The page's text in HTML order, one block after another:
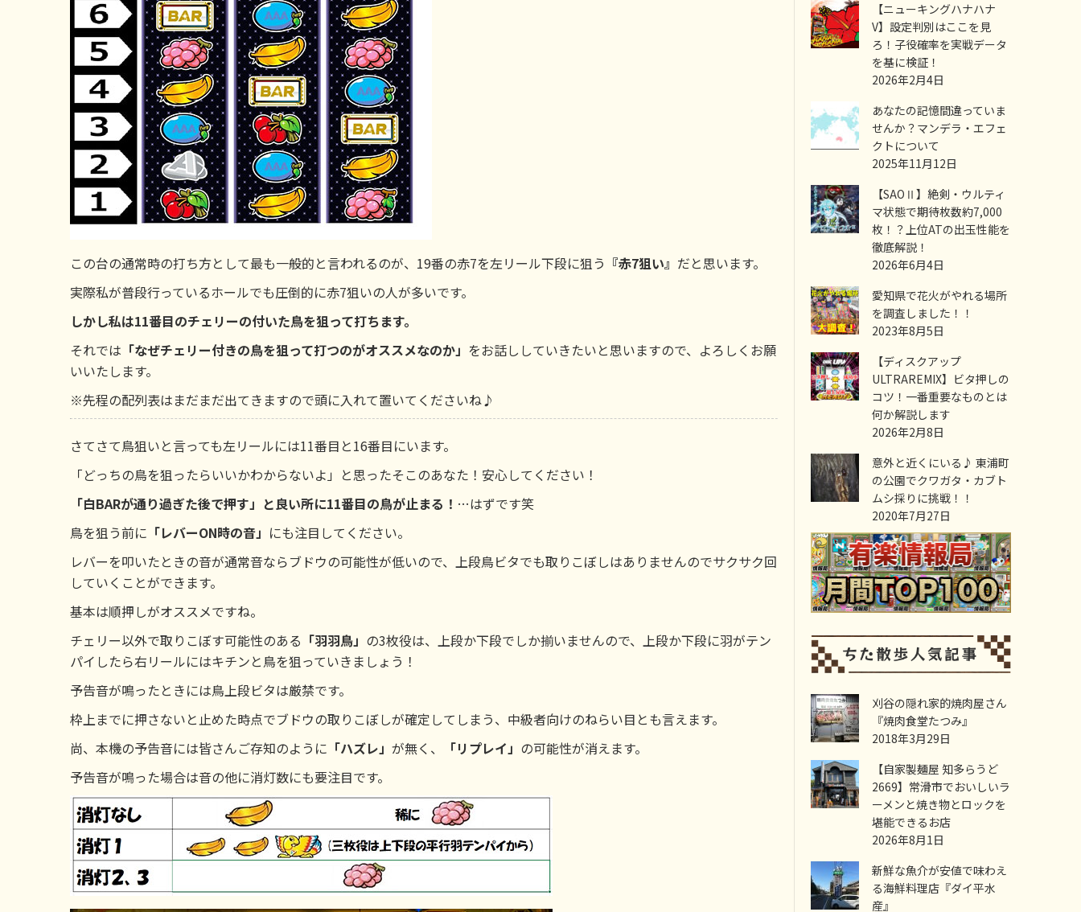
この台の通常時の打ち方として最も一般的と言われるのが、19番の赤7を左リール下段に狙う 『赤7狙い』 だと思います。
実際私が普段行っているホールでも圧倒的に赤7狙いの人が多いです。
しかし私は11番目のチェリーの付いた鳥を狙って打ちます。
それでは 「なぜチェリー付きの鳥を狙って打つのがオススメなのか」 をお話ししていきたいと思いますので、よろしくお願
いいたします。
※先程の配列表はまだまだ出てきますので頭に入れて置いてくださいね♪
さてさて鳥狙いと言っても左リールには11番目と16番目にいます。
「どっちの鳥を狙ったらいいかわからないよ」と思ったそこのあなた！安心してください！
「白BARが通り過ぎた後で押す」と良い所に11番目の鳥が止まる！ …はずです笑
鳥を狙う前に 「レバーON時の音」 にも注目してください。
レバーを叩いたときの音が通常音ならブドウの可能性が低いので、上段鳥ビタでも取りこぼしはありませんのでサクサク回
していくことができます。
基本は順押しがオススメですね。
チェリー以外で取りこぼす可能性のある 「羽羽鳥」 の3枚役は、上段か下段でしか揃いませんので、上段か下段に羽がテン
パイしたら右リールにはキチンと鳥を狙っていきましょう！
予告音が鳴ったときには鳥上段ビタは厳禁です。
枠上までに押さないと止めた時点でブドウの取りこぼしが確定してしまう、中級者向けのねらい目とも言えます。
尚、本機の予告音には皆さんご存知のように 「ハズレ」 が無く、 「リプレイ」 の可能性が消えます。
予告音が鳴った場合は音の他に消灯数にも要注目です。
【ニューキングハナハナ
V】設定判別はここを見
ろ！子役確率を実戦データ
を基に検証！
2026年2月4日
あなたの記憶間違っていま
せんか？マンデラ・エフェ
クトについて
2025年11月12日
【SAOⅡ】絶剣・ウルティ
マ状態で期待枚数約7,000
枚！？上位ATの出玉性能を
徹底解説！
2026年6月4日
愛知県で花火がやれる場所
を調査しました！！
2023年8月5日
【ディスクアップ
ULTRAREMIX】ビタ押しの
コツ！一番重要なものとは
何か解説します
2026年2月8日
意外と近くにいる♪ 東浦町
の公園でクワガタ・カブト
ムシ採りに挑戦！！
2020年7月27日
刈谷の隠れ家的焼肉屋さん
『焼肉食堂たつみ』
2018年3月29日
【自家製麺屋 知多らうど
2669】常滑市でおいしいラ
ーメンと焼き物とロックを
堪能できるお店
2026年8月1日
新鮮な魚介が安値で味わえ
る海鮮料理店『ダイ平水
産』